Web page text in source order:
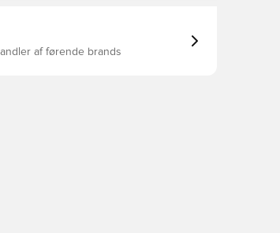
af førende brands